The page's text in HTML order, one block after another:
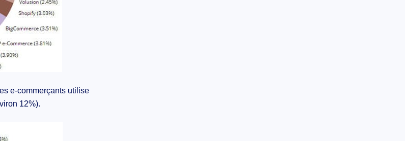
e-commerçants utilise
12%).